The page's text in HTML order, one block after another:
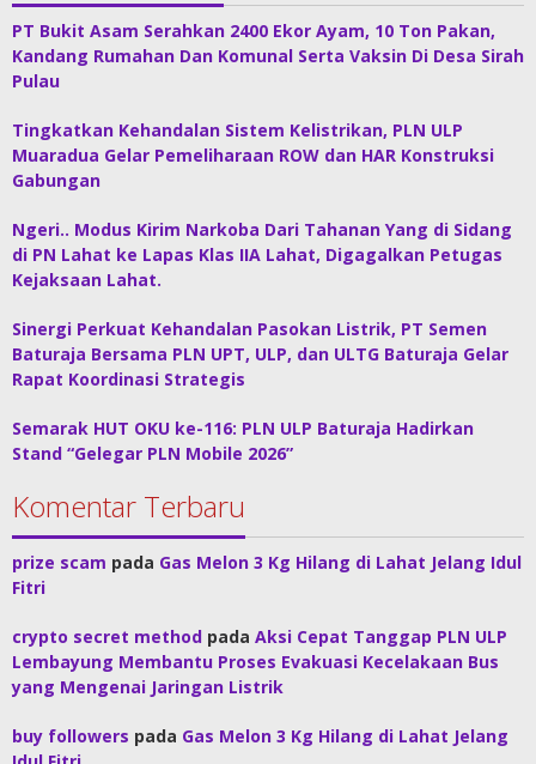
PT Bukit Asam Serahkan 2400 Ekor Ayam, 10 Ton Pakan,
Kandang Rumahan Dan Komunal Serta Vaksin Di Desa Sirah
Pulau
Tingkatkan Kehandalan Sistem Kelistrikan, PLN ULP
Muaradua Gelar Pemeliharaan ROW dan HAR Konstruksi
Gabungan
Ngeri.. Modus Kirim Narkoba Dari Tahanan Yang di Sidang
di PN Lahat ke Lapas Klas IIA Lahat, Digagalkan Petugas
Kejaksaan Lahat.
Sinergi Perkuat Kehandalan Pasokan Listrik, PT Semen
Baturaja Bersama PLN UPT, ULP, dan ULTG Baturaja Gelar
Rapat Koordinasi Strategis
Semarak HUT OKU ke-116: PLN ULP Baturaja Hadirkan
Stand “Gelegar PLN Mobile 2026”
Komentar Terbaru
prize scam pada Gas Melon 3 Kg Hilang di Lahat Jelang Idul
Fitri
crypto secret method pada Aksi Cepat Tanggap PLN ULP
Lembayung Membantu Proses Evakuasi Kecelakaan Bus
yang Mengenai Jaringan Listrik
buy followers pada Gas Melon 3 Kg Hilang di Lahat Jelang